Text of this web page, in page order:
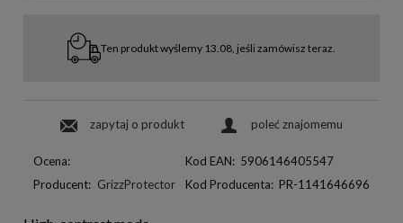
Ten produkt wyślemy 13.08, jeśli zamówisz teraz.
zapytaj o produkt poleć znajomemu
Ocena:
Producent: GrizzProtector
Kod EAN: 5906146405547
Kod Producenta: PR-1141646696